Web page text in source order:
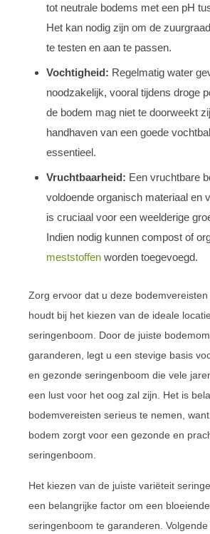
tot neutrale bodems met een pH
Het kan nodig zijn om de
te testen en aan te passen.
Vochtigheid: Regelmatig water
noodzakelijk, vooral tijdens droge
de bodem mag niet te doorweekt
handhaven van een goede
essentieel.
Vruchtbaarheid: Een vruchtbare
voldoende organisch materiaal en
is cruciaal voor een weelderige
Indien nodig kunnen compost of
meststoffen worden toegevoegd.
Zorg ervoor dat u deze
houdt bij het kiezen van de ideale
seringenboom. Door de juiste
garanderen, legt u een stevige basis
en gezonde seringenboom die vele
een lust voor het oog zal zijn. Het is
bodemvereisten serieus te nemen,
bodem zorgt voor een gezonde en
seringenboom.
Het kiezen van de juiste variëteit
een belangrijke factor om een
seringenboom te garanderen.